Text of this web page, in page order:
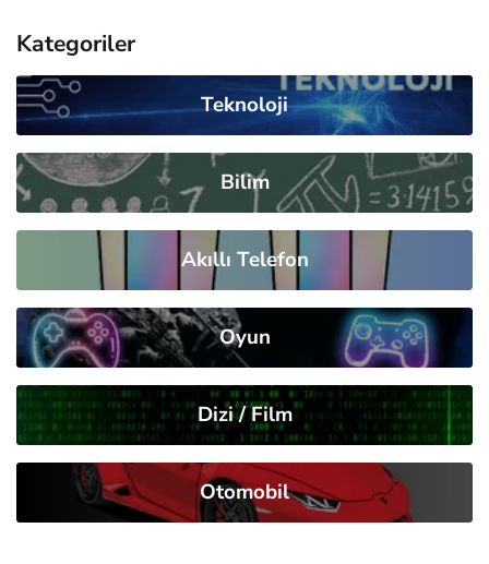
Kategoriler
Teknoloji
Bilim
Akıllı Telefon
Oyun
Dizi / Film
Otomobil